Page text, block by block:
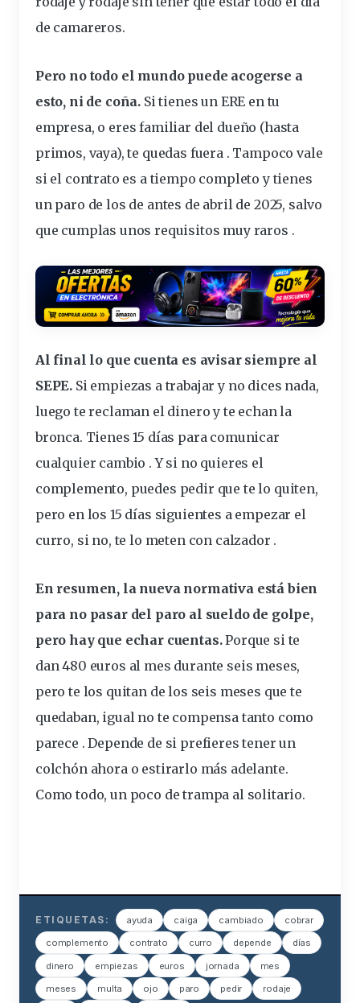
de camareros.
Pero no todo el mundo puede acogerse a
esto, ni de coña. Si tienes un ERE en tu
empresa, o eres familiar del dueño (hasta
primos, vaya), te quedas fuera . Tampoco vale
si el contrato es a tiempo completo y tienes
un paro de los de antes de abril de 2025, salvo
que cumplas unos requisitos muy raros .
Al final lo que cuenta es avisar siempre al
SEPE. Si empiezas a trabajar y no dices nada,
luego te reclaman el dinero y te echan la
bronca. Tienes 15 días para comunicar
cualquier cambio . Y si no quieres el
complemento, puedes pedir que te lo quiten,
pero en los 15 días siguientes a empezar el
curro, si no, te lo meten con calzador .
En resumen, la nueva normativa está bien
para no pasar del paro al sueldo de golpe,
pero hay que echar cuentas.Porque si te
dan 480 euros al mes durante seis meses,
pero te los quitan de los seis meses que te
quedaban, igual no te compensa tanto como
parece . Depende de si prefieres tener un
colchón ahora o estirarlo más adelante.
Como todo, un poco de trampa al solitario.
ETIQUETAS: ayuda caiga cambiado cobrar
complemento contrato curro depende días
dinero empiezas euros jornada mes
meses multa ojo paro pedir rodaje